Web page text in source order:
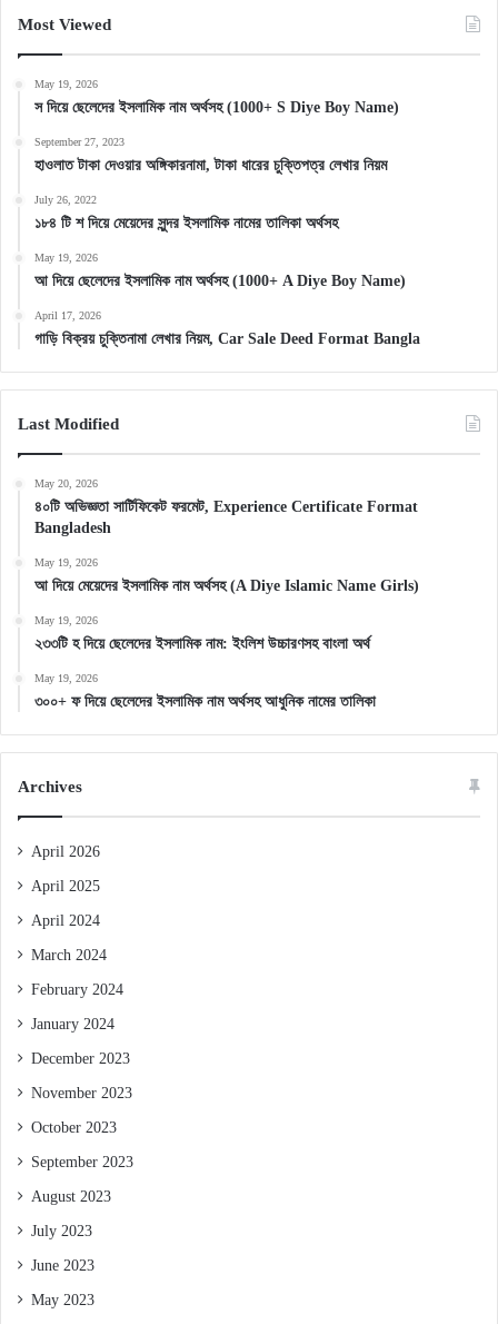
Most Viewed
May 19, 2026
স দিয়ে ছেলেদের ইসলামিক নাম অর্থসহ (1000+ S Diye Boy Name)
September 27, 2023
হাওলাত টাকা দেওয়ার অঙ্গিকারনামা, টাকা ধারের চুক্তিপত্র লেখার নিয়ম
July 26, 2022
১৮৪ টি শ দিয়ে মেয়েদের সুন্দর ইসলামিক নামের তালিকা অর্থসহ
May 19, 2026
আ দিয়ে ছেলেদের ইসলামিক নাম অর্থসহ (1000+ A Diye Boy Name)
April 17, 2026
গাড়ি বিক্রয় চুক্তিনামা লেখার নিয়ম, Car Sale Deed Format Bangla
Last Modified
May 20, 2026
৪০টি অভিজ্ঞতা সার্টিফিকেট ফরমেট, Experience Certificate Format
Bangladesh
May 19, 2026
আ দিয়ে মেয়েদের ইসলামিক নাম অর্থসহ (A Diye Islamic Name Girls)
May 19, 2026
২৩৩টি হ দিয়ে ছেলেদের ইসলামিক নাম: ইংলিশ উচ্চারণসহ বাংলা অর্থ
May 19, 2026
৩০০+ ফ দিয়ে ছেলেদের ইসলামিক নাম অর্থসহ আধুনিক নামের তালিকা
Archives
April 2026
April 2025
April 2024
March 2024
February 2024
January 2024
December 2023
November 2023
October 2023
September 2023
August 2023
July 2023
June 2023
May 2023